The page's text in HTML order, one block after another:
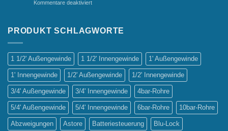
Bewässerungssysteme
Kommentare deaktiviertfür
Bewässerungssysteme:
Sprinklerbewässerung
PRODUKT SCHLAGWORTE
1 1/2' Außengewinde 1 1/2' Innengewinde 1' Außengewinde
1' Innengewinde 1/2' Außengewinde 1/2' Innengewinde
3/4' Außengewinde 3/4' Innengewinde 4bar-Rohre
5/4' Außengewinde 5/4' Innengewinde 6bar-Rohre 10bar-Rohre
Abzweigungen Astore Batteriesteuerung Blu-Lock